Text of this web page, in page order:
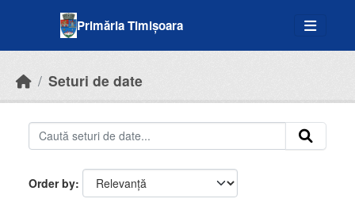
Primăria Timișoara
Seturi de date
Order by